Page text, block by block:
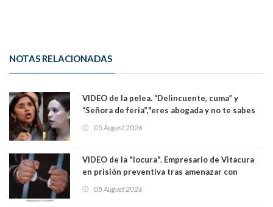
NOTAS RELACIONADAS
VIDEO de la pelea. “Delincuente, cuma” y
“Señora de feria”,"eres abogada y no te sabes
senadoras Camila Flores y Fabiola Campillai en
05 August 2026
VIDEO de la "locura". Empresario de Vitacura
en prisión preventiva tras amenazar con
Los persiguió en potente camioneta
05 August 2026